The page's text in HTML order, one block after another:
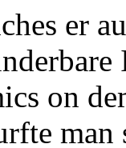
er
on
man